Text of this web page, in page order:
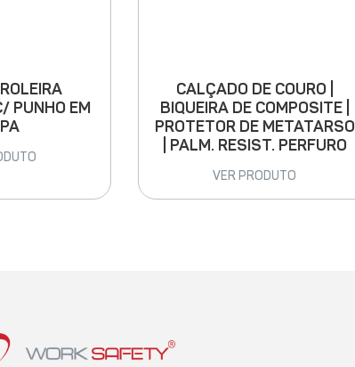
PUNHO EM
CALÇADO DE COURO |
BIQUEIRA DE COMPOSITE |
PROTETOR DE METATARSO
| PALM. RESIST. PERFURO
VER PRODUTO